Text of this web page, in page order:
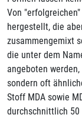
Von
hergestellt, die
zusammengemixt
die unter dem
angeboten
sondern oft
Stoff MDA sowie
durchschnittlich 50